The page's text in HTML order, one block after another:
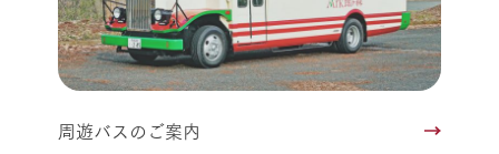
周遊バスのご案内